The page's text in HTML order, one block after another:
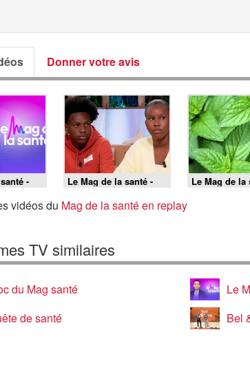
Donner votre avis
- Le Mag de la santé -
18/06/2026
Le Mag de la
17/06/2026
vidéos du Mag de la santé en replay
TV similaires
du Mag santé
Le
de santé
Bel